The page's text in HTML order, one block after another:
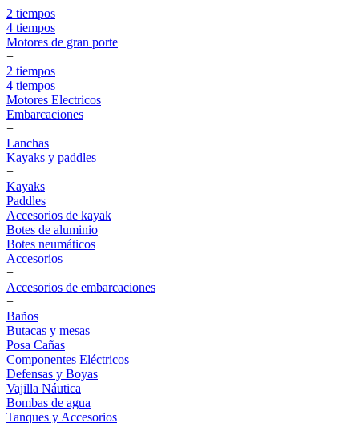
2 tiempos
4 tiempos
Motores de gran porte
+
2 tiempos
4 tiempos
Motores Electricos
Embarcaciones
+
Lanchas
Kayaks y paddles
+
Kayaks
Paddles
Accesorios de kayak
Botes de aluminio
Botes neumáticos
Accesorios
+
Accesorios de embarcaciones
+
Baños
Butacas y mesas
Posa Cañas
Componentes Eléctricos
Defensas y Boyas
Vajilla Náutica
Bombas de agua
Tanques y Accesorios